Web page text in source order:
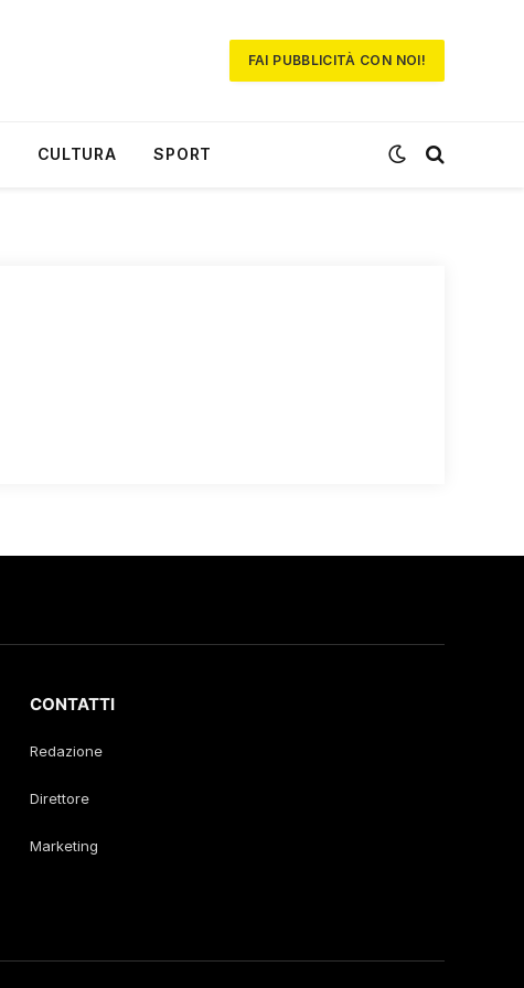
FAI PUBBLICITÀ CON NOI!
CULTURA SPORT
CONTATTI
Redazione
Direttore
Marketing